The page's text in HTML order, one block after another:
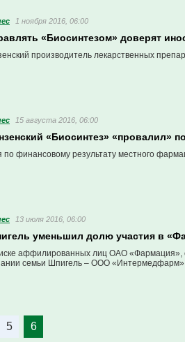
1 ноября 2016, 06:00
«Биосинтезом» доверят
производитель лекарственных
15 августа 2016, 06:00
«Биосинтез» «провалил»
по финансовому результату местного
13 июля 2016, 06:00
уменьшил долю участия в
аффилированных лиц ОАО «Фармация»,
семьи Шпигель – ООО
5 6